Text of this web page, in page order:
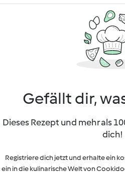
Gefällt dir,
Dieses Rezept und mehr als
dich!
Registriere dich jetzt und erhalte ein
ein in die kulinarische Welt von